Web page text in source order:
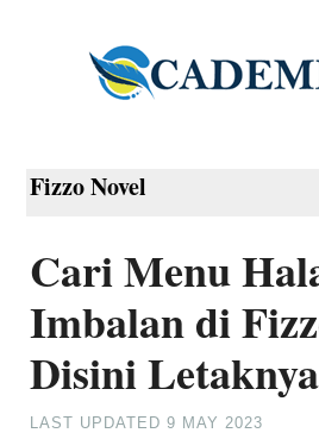
Fizzo Novel
Cari Menu
Imbalan di
Disini
LAST UPDATED9 MAY 2023